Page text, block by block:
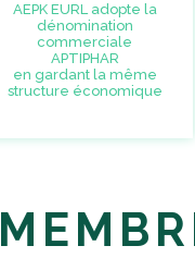
AEPK EURL adopte la
dénomination
commerciale
APTIPHAR
en gardant la même
structure économique